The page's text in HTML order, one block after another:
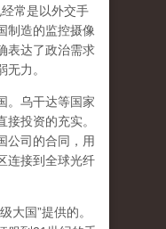
常是以外交手
制造的监控摄像
表达了政治需求
力。
。乌干达等国家
投资的充实。
公司的合同，用
连接到全球光纤
大国”提供的。